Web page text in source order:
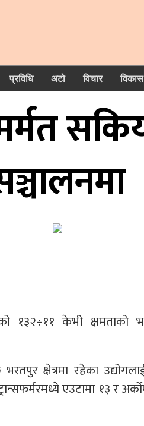
प्रविधि अटो विचार विकास
१३२÷११ केभी क्षमताको
क्षेत्रमा रहेका
एउटामा १३ र